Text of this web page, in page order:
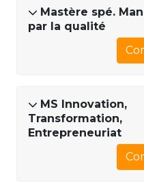
Mastère spé.
par la qualité
MS Innovation,
Transformation,
Entrepreneuriat